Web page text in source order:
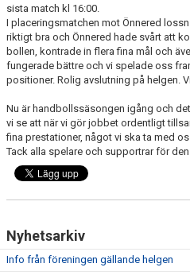
sista match kl 16:00.
I placeringsmatchen mot Önnered
riktigt bra och Önnered hade svårt att
bollen, kontrade in flera fina mål och
fungerade bättre och vi spelade oss
positioner. Rolig avslutning på helgen.
Nu är handbollssäsongen igång och
vi se att när vi gör jobbet ordentligt
fina prestationer, något vi ska ta med
Tack alla spelare och supportrar för
Nyhetsarkiv
Info från föreningen gällande helgen